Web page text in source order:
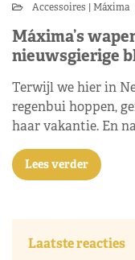
Accessoires Máxima
Máxima’s
nieuwsgierige
Terwijl we hier in
regenbui hoppen,
haar vakantie. En
Lees verder
Laatste reacties